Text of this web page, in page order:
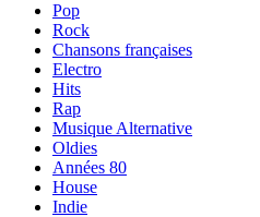
Pop
Rock
Chansons françaises
Electro
Hits
Rap
Musique Alternative
Oldies
Années 80
House
Indie